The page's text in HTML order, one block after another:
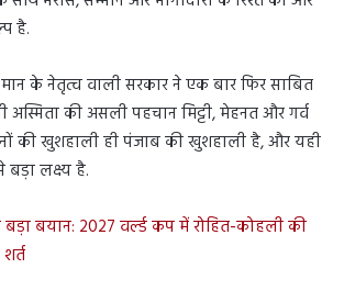
है.
के नेतृत्व वाली सरकार ने एक बार फिर साबित
अस्मिता की असली पहचान मिट्टी, मेहनत और गर्व
की खुशहाली ही पंजाब की खुशहाली है, और यही
लक्ष्य है.
बड़ा बयान: 2027 वर्ल्ड कप में रोहित-कोहली की